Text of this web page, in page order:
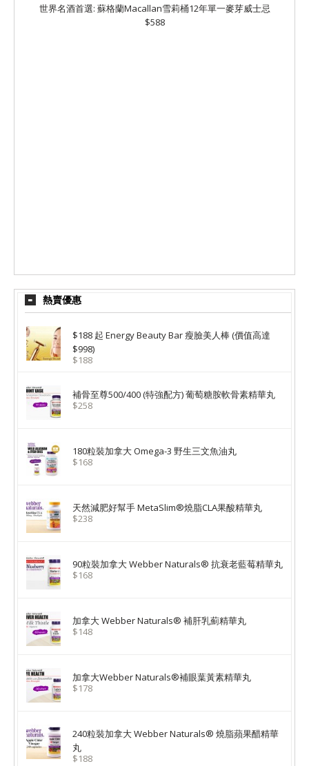
世界名酒首選: 蘇格蘭Macallan雪莉桶12年單一麥芽威士忌
$588
熱賣優惠
$188 起 Energy Beauty Bar 瘦臉美人棒 (價值高達
$998)
$188
補骨至尊500/400 (特強配方) 葡萄糖胺軟骨素精華丸
$258
180粒裝加拿大 Omega-3 野生三文魚油丸
$168
天然減肥好幫手 MetaSlim®燒脂CLA果酸精華丸
$238
90粒裝加拿大 Webber Naturals® 抗衰老藍莓精華丸
$168
加拿大 Webber Naturals® 補肝乳薊精華丸
$148
加拿大Webber Naturals®補眼葉黃素精華丸
$178
240粒裝加拿大 Webber Naturals® 燒脂蘋果醋精華
丸
$188